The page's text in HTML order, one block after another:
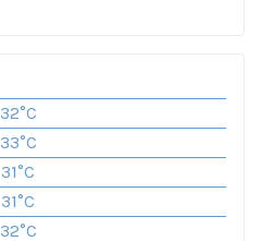
32°C
33°C
31°C
31°C
32°C